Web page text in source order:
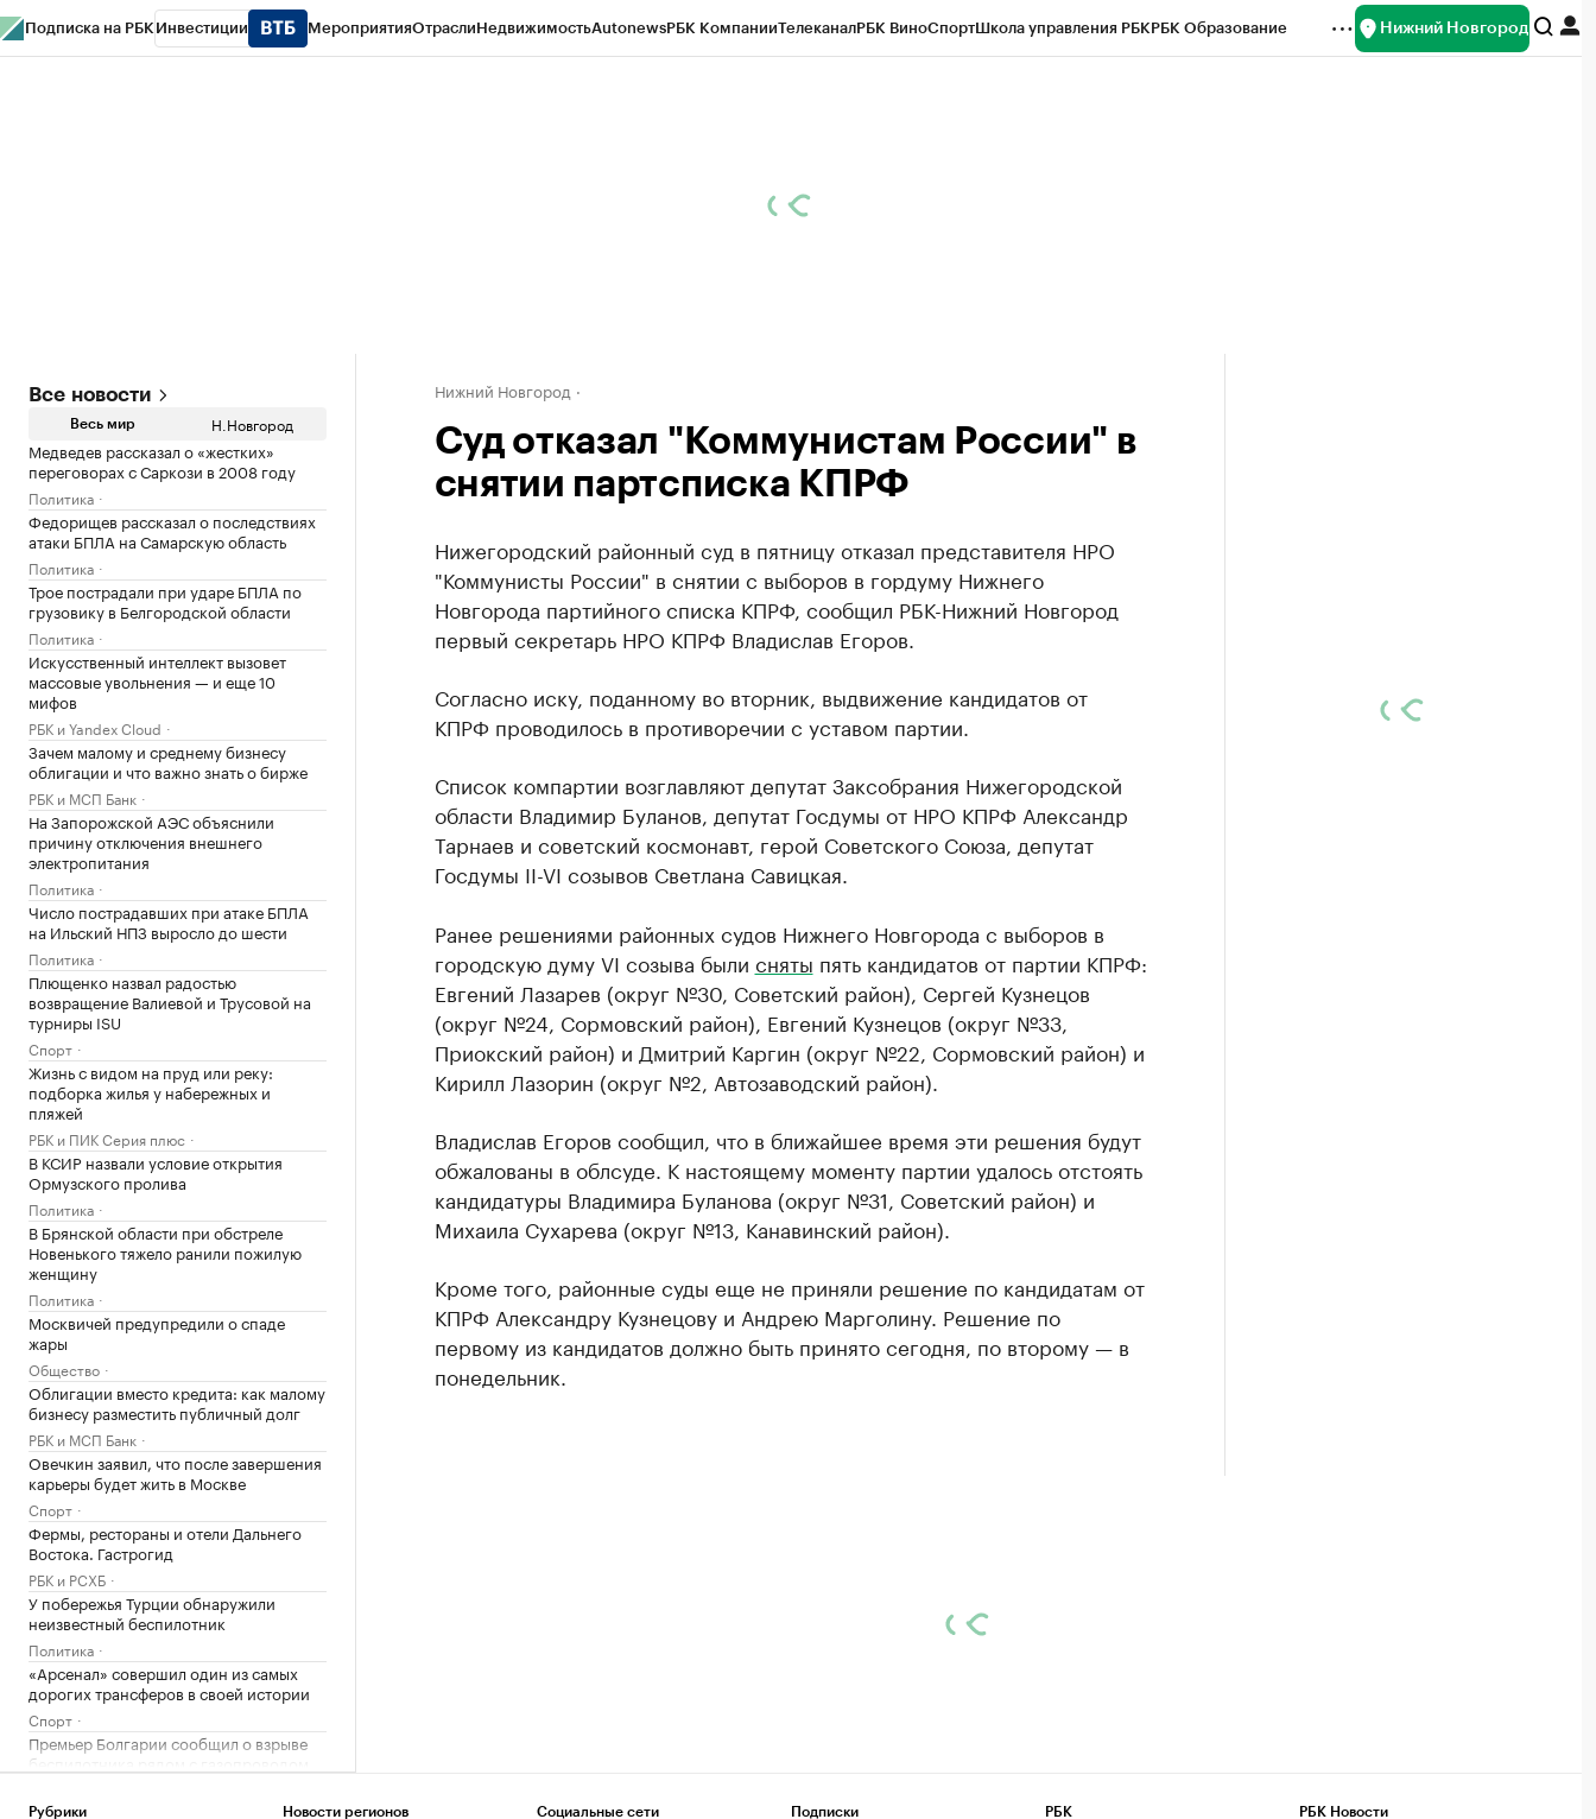
Подписка на РБК Инвестиции МероприятияОтраслиНедвижимостьAutonewsРБК КомпанииТелеканалРБК ВиноСпортШкола управления РБКРБК Образование Нижний Новгород
Все новости
Весь мир Н.Новгород
Медведев рассказал о «жестких»
переговорах с Саркози в 2008 году
Политика
Федорищев рассказал о последствиях
атаки БПЛА на Самарскую область
Политика
Трое пострадали при ударе БПЛА по
грузовику в Белгородской области
Политика
Искусственный интеллект вызовет
массовые увольнения — и еще 10
мифов
РБК и Yandex Cloud
Зачем малому и среднему бизнесу
облигации и что важно знать о бирже
РБК и МСП Банк
На Запорожской АЭС объяснили
причину отключения внешнего
электропитания
Политика
Число пострадавших при атаке БПЛА
на Ильский НПЗ выросло до шести
Политика
Плющенко назвал радостью
возвращение Валиевой и Трусовой на
турниры ISU
Спорт
Жизнь с видом на пруд или реку:
подборка жилья у набережных и
пляжей
РБК и ПИК Серия плюс
В КСИР назвали условие открытия
Ормузского пролива
Политика
В Брянской области при обстреле
Новенького тяжело ранили пожилую
женщину
Политика
Москвичей предупредили о спаде
жары
Общество
Облигации вместо кредита: как малому
бизнесу разместить публичный долг
РБК и МСП Банк
Овечкин заявил, что после завершения
карьеры будет жить в Москве
Спорт
Фермы, рестораны и отели Дальнего
Востока. Гастрогид
РБК и РСХБ
У побережья Турции обнаружили
неизвестный беспилотник
Политика
«Арсенал» совершил один из самых
дорогих трансферов в своей истории
Спорт
Премьер Болгарии сообщил о взрыве
беспилотника рядом с газопроводом
Развожаев сообщил подробности двух
Нижний Новгород
Суд отказал "Коммунистам России" в
снятии партсписка КПРФ
Нижегородский районный суд в пятницу отказал представителя НРО
"Коммунисты России" в снятии с выборов в гордуму Нижнего
Новгорода партийного списка КПРФ, сообщил РБК-Нижний Новгород
первый секретарь НРО КПРФ Владислав Егоров.
Согласно иску, поданному во вторник, выдвижение кандидатов от
КПРФ проводилось в противоречии с уставом партии.
Список компартии возглавляют депутат Заксобрания Нижегородской
области Владимир Буланов, депутат Госдумы от НРО КПРФ Александр
Тарнаев и советский космонавт, герой Советского Союза, депутат
Госдумы II-VI созывов Светлана Савицкая.
Ранее решениями районных судов Нижнего Новгорода с выборов в
городскую думу VI созыва были сняты пять кандидатов от партии КПРФ:
Евгений Лазарев (округ №30, Советский район), Сергей Кузнецов
(округ №24, Сормовский район), Евгений Кузнецов (округ №33,
Приокский район) и Дмитрий Каргин (округ №22, Сормовский район) и
Кирилл Лазорин (округ №2, Автозаводский район).
Владислав Егоров сообщил, что в ближайшее время эти решения будут
обжалованы в облсуде. К настоящему моменту партии удалось отстоять
кандидатуры Владимира Буланова (округ №31, Советский район) и
Михаила Сухарева (округ №13, Канавинский район).
Кроме того, районные суды еще не приняли решение по кандидатам от
КПРФ Александру Кузнецову и Андрею Марголину. Решение по
первому из кандидатов должно быть принято сегодня, по второму — в
понедельник.
Рубрики Новости регионов Социальные сети Подписки РБК РБК Новости